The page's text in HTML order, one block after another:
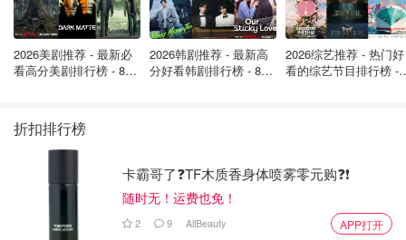
该剧讲述因IMF而混乱的90年代末，只知道工作的35岁精英
证券监督员洪琴宝一角，利用天生的"童颜外貌"在捕捉到可
疑资金流向的证券公司，伪装成20岁高中毕业的女职员后发
生的复古办公室喜剧。
2026美剧推荐 - 最新必
看高分美剧排行榜 - 8月
2026韩剧推荐 - 最新高
分好看韩剧排行榜 - 8月
2026综艺推荐 - 热门好
看的综艺节目排行榜 -
折扣排行榜
卡霸哥了❓TF木质香身体喷雾零元购❓❗
随时无！运费也免！
2 9 AllBeauty APP打开